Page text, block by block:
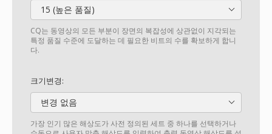
15 (높은 품질)
CQ는 동영상의 모든 부분이 장면의 복잡성에 상관없이 지각되는
특정 품질 수준에 도달하는 데 필요한 비트의 수를 확보하게 합니
다.
크기변경:
변경 없음
가장 인기 많은 해상도가 사전 정의된 세트 중 하나를 선택하거나